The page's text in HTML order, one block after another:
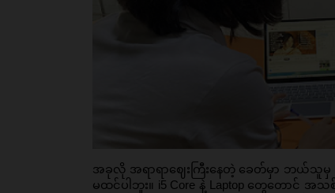
အခုလို အရာရာဈေးကြီးနေတဲ့ ခေတ်မှာ ဘယ်သူမှ
မထင်ပါဘူး။ i5 Core နဲ့ Laptop တွေတောင် အသ